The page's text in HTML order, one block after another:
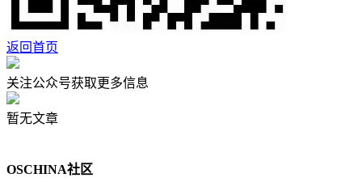
返回首页
关注公众号获取更多信息
暂无文章
OSCHINA社区